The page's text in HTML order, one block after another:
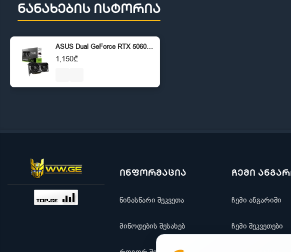
ნანახების ისტორია
ASUS Dual GeForce RTX 5060 8GB GDDR7 OC Edition
1,150₾
ინფორმაცია
წინასწარი შეკვეთა
მიწოდების შესახებ
ჩემი
ჩემი ანგარიში
ჩემი შეკვეთები